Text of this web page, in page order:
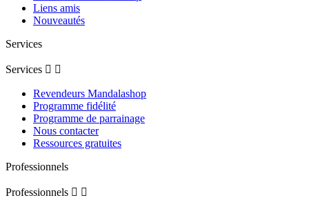
Liens amis
Nouveautés
Services
Services  
Revendeurs Mandalashop
Programme fidélité
Programme de parrainage
Nous contacter
Ressources gratuites
Professionnels
Professionnels  